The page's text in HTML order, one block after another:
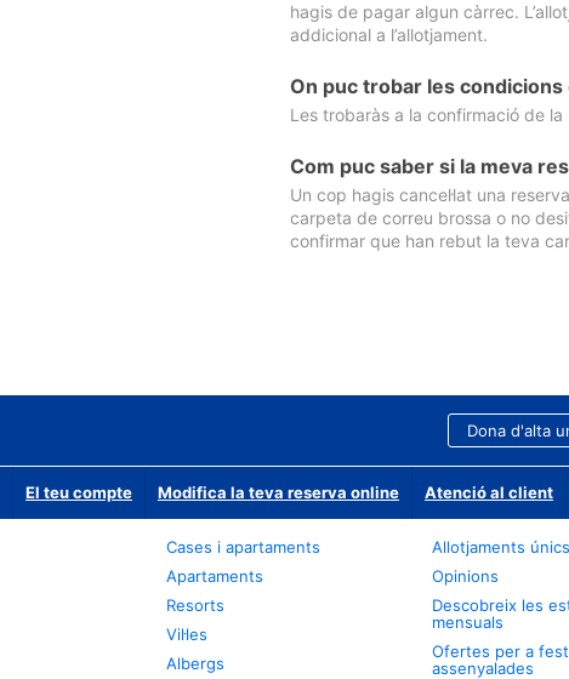
hagis de pagar algun càrrec.
addicional a l’allotjament.
On puc trobar les condicions
Les trobaràs a la confirmació de la
Com puc saber si la meva
Un cop hagis cancel·lat una
carpeta de correu brossa o no
confirmar que han rebut la teva
Dona d'alta
El teu compte Modifica la teva reserva online Atenció al client
Cases i apartaments
Apartaments
Resorts
Vil·les
Albergs
Allotjaments únics
Opinions
Descobreix les
mensuals
Ofertes per a
assenyalades